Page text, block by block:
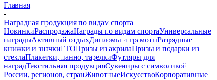
Главная
-
Наградная продукция по видам спорта
НовинкиРаспродажаНаграды по видам спортаУниверсальные
наградыАктивный отдыхДипломы и грамотыРазрядные
книжки и значкиГТОПризы из акрилаПризы и подарки из
стеклаПлакетки, панно, тарелкиФутляры для
наградТекстильная продукцияСувениры с символикой
России, регионов, странЖивотныеИскусствоКорпоративные